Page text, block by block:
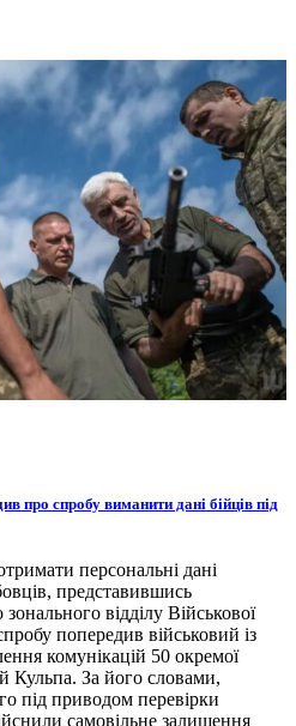
про спробу виманити дані бійців під
персональні дані
представившись
відділу Військової
попередив військовий із
комунікацій 50 окремої
Кульпа. За його словами,
під приводом перевірки
самовільне залишення